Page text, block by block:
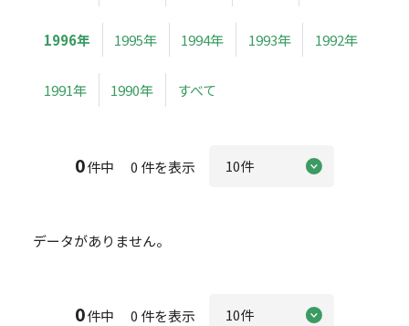
1996年 1995年 1994年 1993年 1992年
1991年 1990年 すべて
0件中 0 件を表示
データがありません。
0件中 0 件を表示